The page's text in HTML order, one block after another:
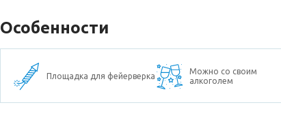
Особенности
Площадка для фейерверка
Можно со своим
алкоголем